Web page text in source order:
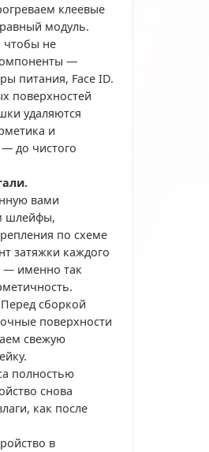
клеевые
модуль.
чтобы не
—
питания, Face ID.
поверхностей
удаляются
и
— до чистого
вами
шлейфы,
по схеме
затяжки каждого
— именно так
сборкой
поверхности
свежую
полностью
снова
как после
в